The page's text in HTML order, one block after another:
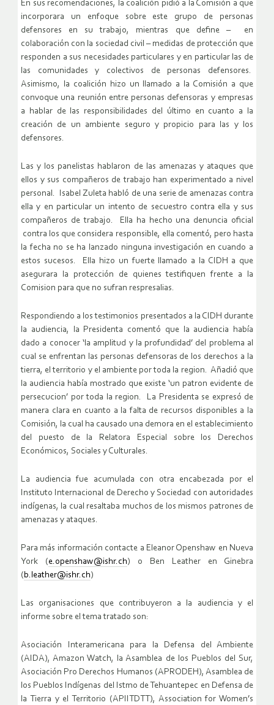
En sus recomendaciones, la coalición pidió a la Comisión a que
incorporara un enfoque sobre este grupo de personas
defensores en su trabajo, mientras que define – en
colaboración con la sociedad civil – medidas de protección que
responden a sus necesidades particulares y en particular las de
las comunidades y colectivos de personas defensores.
Asimismo, la coalición hizo un llamado a la Comisión a que
convoque una reunión entre personas defensoras y empresas
a hablar de las responsibilidades del último en cuanto a la
creación de un ambiente seguro y propicio para las y los
defensores.
Las y los panelistas hablaron de las amenazas y ataques que
ellos y sus compañeros de trabajo han experimentado a nivel
personal. Isabel Zuleta habló de una serie de amenazas contra
ella y en particular un intento de secuestro contra ella y sus
compañeros de trabajo. Ella ha hecho una denuncia oficial
contra los que considera responsible, ella comentó, pero hasta
la fecha no se ha lanzado ninguna investigación en cuando a
estos sucesos. Ella hizo un fuerte llamado a la CIDH a que
asegurara la protección de quienes testifiquen frente a la
Comision para que no sufran respresalias.
Respondiendo a los testimonios presentados a la CIDH durante
la audiencia, la Presidenta comentó que la audiencia había
dado a conocer ‘la amplitud y la profundidad’ del problema al
cual se enfrentan las personas defensoras de los derechos a la
tierra, el territorio y el ambiente por toda la region. Añadió que
la audiencia había mostrado que existe ‘un patron evidente de
persecucion’ por toda la region. La Presidenta se expresó de
manera clara en cuanto a la falta de recursos disponibles a la
Comisión, la cual ha causado una demora en el establecimiento
del puesto de la Relatora Especial sobre los Derechos
Económicos, Sociales y Culturales.
La audiencia fue acumulada con otra encabezada por el
Instituto Internacional de Derecho y Sociedad con autoridades
indígenas, la cual resaltaba muchos de los mismos patrones de
amenazas y ataques.
Para más información contacte a Eleanor Openshaw en Nueva
York (e.openshaw@ishr.ch) o Ben Leather en Ginebra
(b.leather@ishr.ch)
Las organisaciones que contribuyeron a la audiencia y el
informe sobre el tema tratado son:
Asociación Interamericana para la Defensa del Ambiente
(AIDA), Amazon Watch, la Asamblea de los Pueblos del Sur,
Asociación Pro Derechos Humanos (APRODEH), Asamblea de
los Pueblos Indígenas del Istmo de Tehuantepec en Defensa de
la Tierra y el Territorio (APIITDTT), Association for Women’s